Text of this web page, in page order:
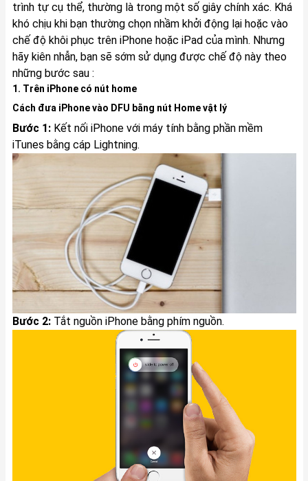
trình tự cụ thể, thường là trong một số giây chính xác. Khá
khó chịu khi bạn thường chọn nhầm khởi động lại hoặc vào
chế độ khôi phục trên iPhone hoặc iPad của mình. Nhưng
hãy kiên nhẫn, bạn sẽ sớm sử dụng được chế độ này theo
những bước sau :
1. Trên iPhone có nút home
Cách đưa iPhone vào DFU bằng nút Home vật lý
Bước 1: Kết nối iPhone với máy tính bằng phần mềm
iTunes bằng cáp Lightning.
Bước 2: Tắt nguồn iPhone bằng phím nguồn.